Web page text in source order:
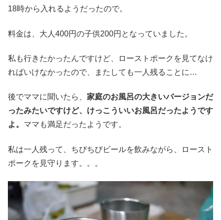
18時から入れるようだったので。
料金は、大人400円の子供200円となっていました。
私も行きたかったんですけど、ローストポークを見てなけ
ればいけなかったので、またしても一人残ることに…
後でママに聞いたら、 家庭のお風呂の大きいバージョンだ
ったみたいですけど、けっこういいお風呂だったようです
よ。 ママも満足だったようです。
私は一人残って、ちびちびビールを飲みながら、ロースト
ポークを見守ります。。。